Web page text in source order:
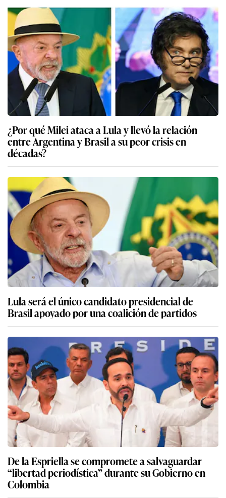
¿Por qué Milei ataca a Lula y llevó la relación
entre Argentina y Brasil a su peor crisis en
décadas?
Lula será el único candidato presidencial de
Brasil apoyado por una coalición de partidos
De la Espriella se compromete a salvaguardar
“libertad periodística” durante su Gobierno en
Colombia